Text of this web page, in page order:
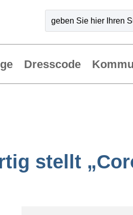
Dresscode
stellt